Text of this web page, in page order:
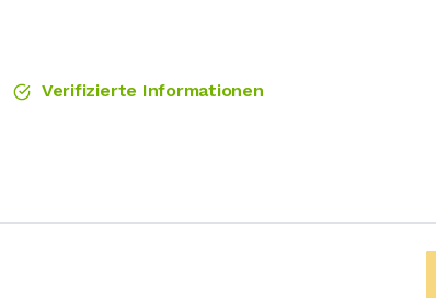
Verifizierte Informationen